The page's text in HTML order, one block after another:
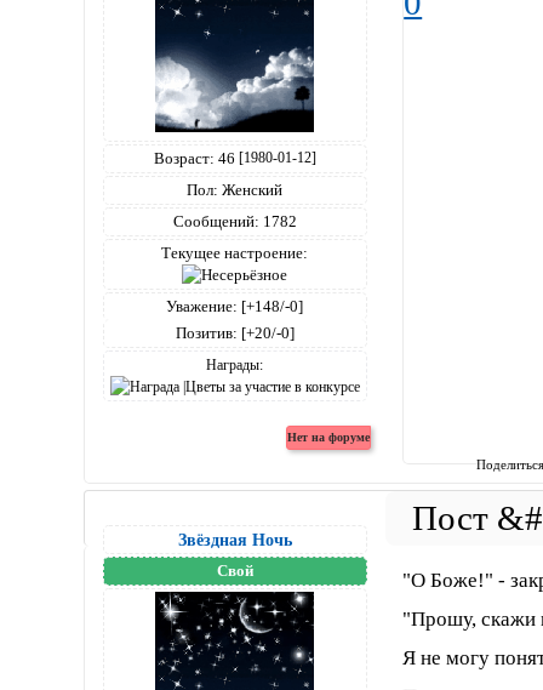
Возраст: 46 [1980-01-12]
Пол: Женский
Сообщений: 1782
Текущее настроение:
Уважение: [+148/-0]
Позитив: [+20/-0]
Награды:
Звёздная Ночь
Свой
"О Боже!" -
"Прошу, скажи
Я не могу